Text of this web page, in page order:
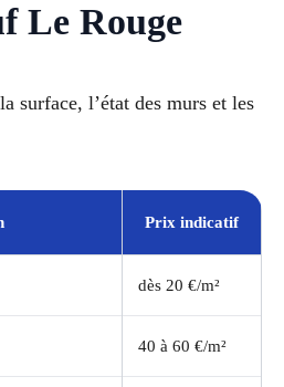
Le Rouge
surface, l’état des murs et les
Prix indicatif
dès 20 €/m²
40 à 60 €/m²